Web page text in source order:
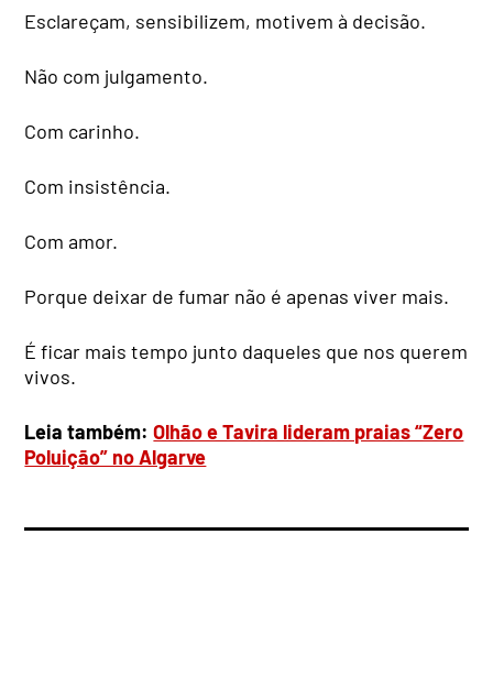
Esclareçam, sensibilizem, motivem à decisão.
Não com julgamento.
Com carinho.
Com insistência.
Com amor.
Porque deixar de fumar não é apenas viver mais.
É ficar mais tempo junto daqueles que nos querem
vivos.
Leia também:Olhão e Tavira lideram praias “Zero
Poluição” no Algarve